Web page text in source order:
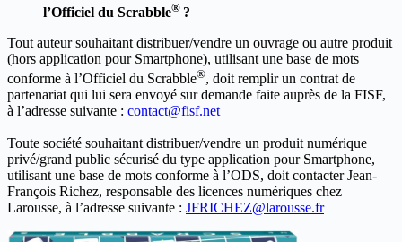
for i in
range(2,919):
    lurl=url+
"page" +str(i)+".htm"
    ok=False
while not ok:
try:
            ok=True
except:
print("Problème de
print(requete.url)
    page = requete.content
l’Officiel du Scrabble® ?
Tout auteur souhaitant distribuer/vendre un ouvrage ou autre produit
(hors application pour Smartphone), utilisant une base de mots
conforme à l’Officiel du Scrabble®, doit remplir un contrat de
partenariat qui lui sera envoyé sur demande faite auprès de la FISF,
à l’adresse suivante : contact@fisf.net
Toute société souhaitant distribuer/vendre un produit numérique
privé/grand public sécurisé du type application pour Smartphone,
utilisant une base de mots conforme à l’ODS, doit contacter Jean-
François Richez, responsable des licences numériques chez
Larousse, à l’adresse suivante : JFRICHEZ@larousse.fr